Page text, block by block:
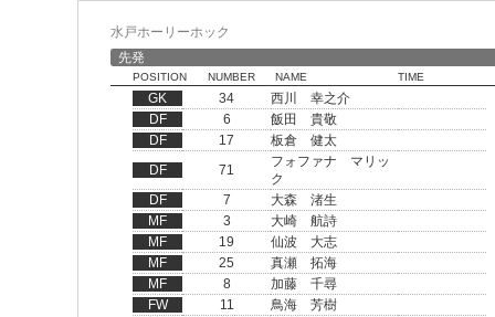
水戸ホーリーホック
先発
POSITION NUMBER NAME TIME
GK 34
西川 幸之介
DF
6
飯田 貴敬
DF
17
板倉 健太
DF
71
フォファナ マリッ
ク
DF
7
大森 渚生
MF
3
大崎 航詩
MF
19
仙波 大志
MF
25
真瀬 拓海
MF
8
加藤 千尋
FW
11
鳥海 芳樹